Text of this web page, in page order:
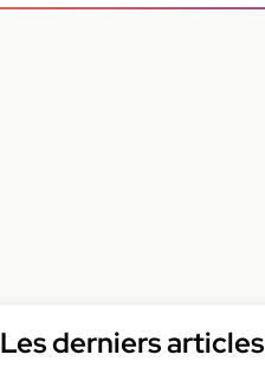
Les derniers articles